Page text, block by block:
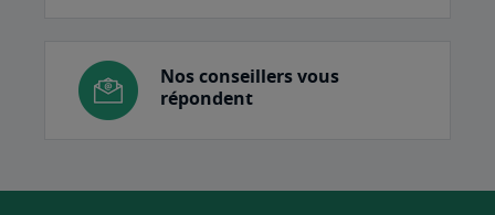
Nos conseillers vous
répondent